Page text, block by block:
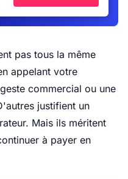
pas tous la même
appelant votre
commercial ou une
justifient un
Mais ils méritent
à payer en